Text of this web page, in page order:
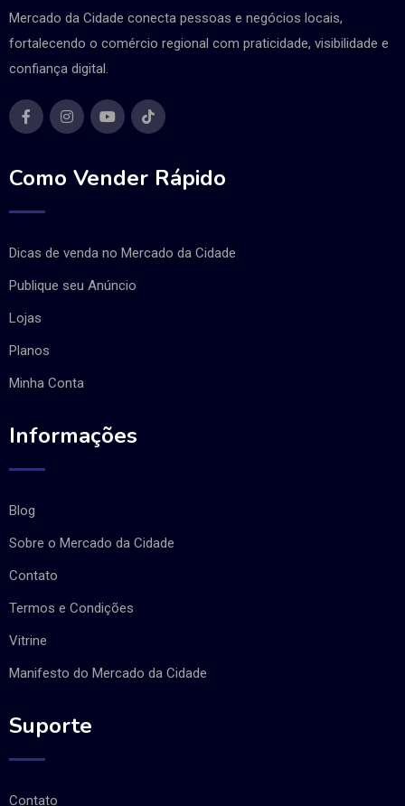
Mercado da Cidade conecta pessoas e negócios locais,
fortalecendo o comércio regional com praticidade, visibilidade e
confiança digital.
Como Vender Rápido
Dicas de venda no Mercado da Cidade
Publique seu Anúncio
Lojas
Planos
Minha Conta
Informações
Blog
Sobre o Mercado da Cidade
Contato
Termos e Condições
Vitrine
Manifesto do Mercado da Cidade
Suporte
Contato